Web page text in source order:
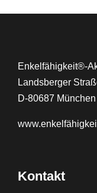
Enkelfähigkeit®-
Landsberger
D-80687 München
www.
Kontakt